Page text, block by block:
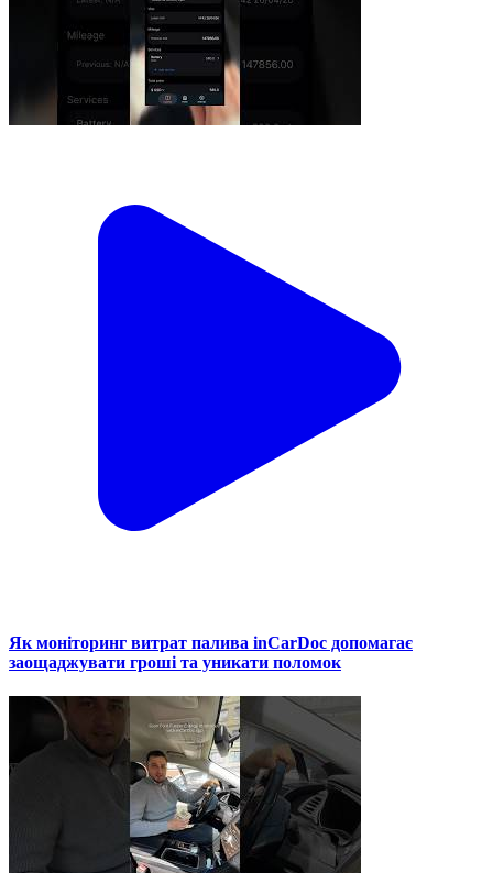
Як моніторинг витрат палива inCarDoc допомагає
заощаджувати гроші та уникати поломок